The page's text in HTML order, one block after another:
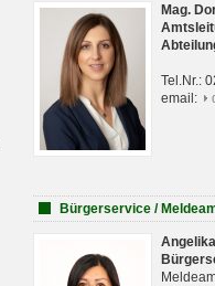
Mag.
Tel.Nr.:
email:
Bürgerservice /